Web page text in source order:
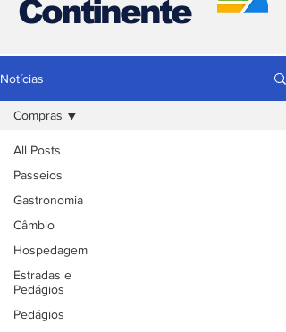
Continente
Notícias
All Posts
Passeios
Gastronomia
Câmbio
Hospedagem
Estradas e
Pedágios
Pedágios
Compras